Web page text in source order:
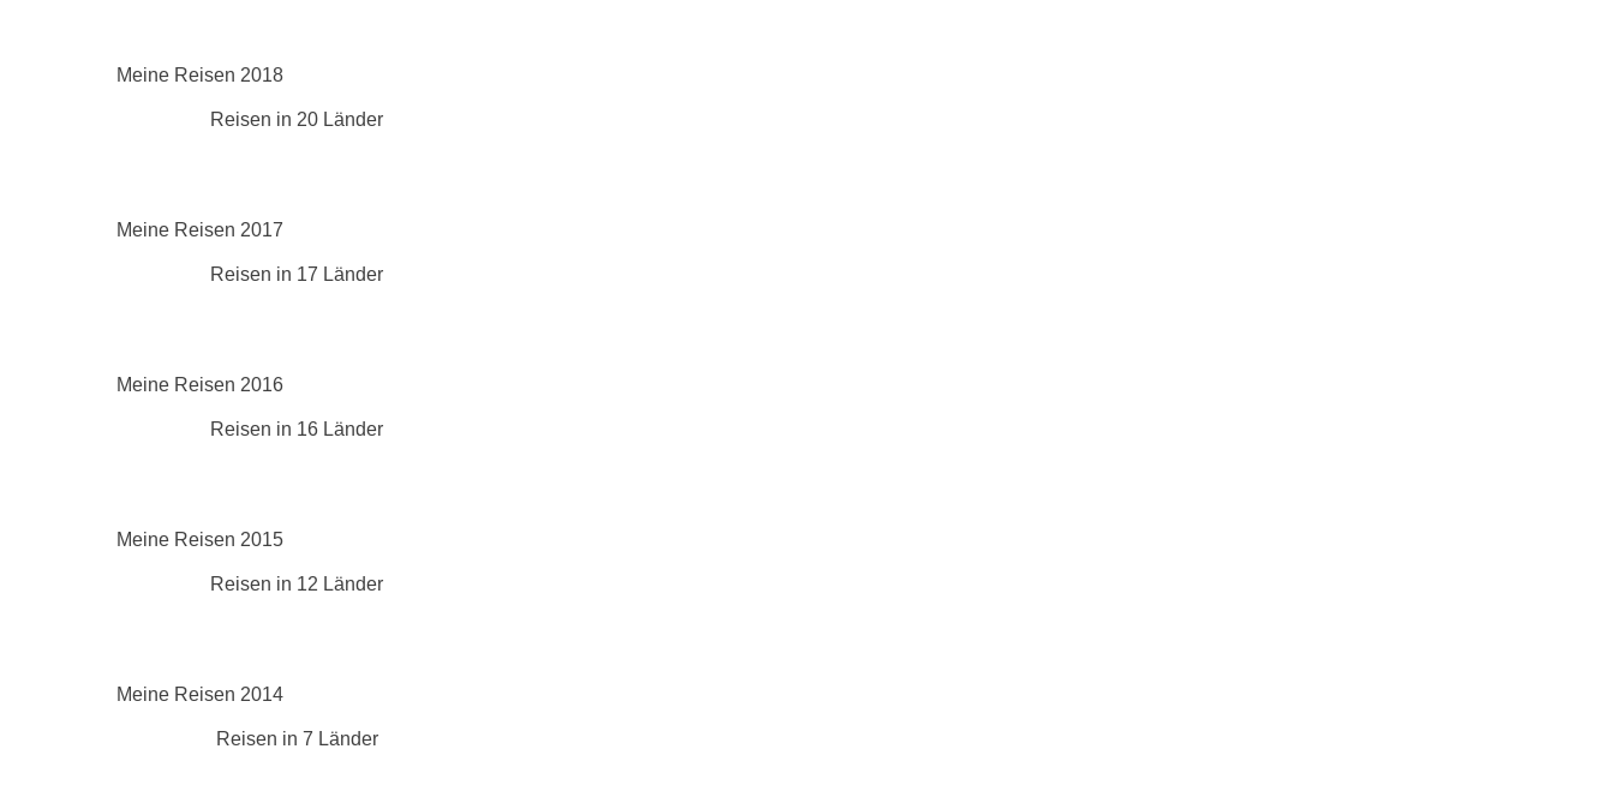
Meine Reisen 2018
Reisen in 20 Länder
Meine Reisen 2017
Reisen in 17 Länder
Meine Reisen 2016
Reisen in 16 Länder
Meine Reisen 2015
Reisen in 12 Länder
Meine Reisen 2014
Reisen in 7 Länder